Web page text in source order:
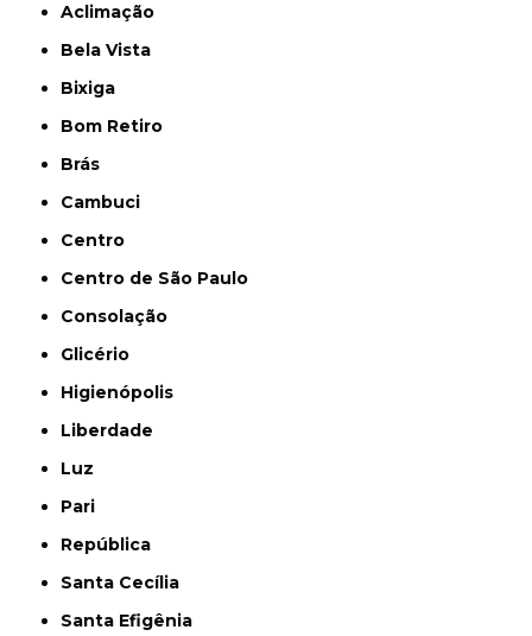
Aclimação
Bela Vista
Bixiga
Bom Retiro
Brás
Cambuci
Centro
Centro de São Paulo
Consolação
Glicério
Higienópolis
Liberdade
Luz
Pari
República
Santa Cecília
Santa Efigênia